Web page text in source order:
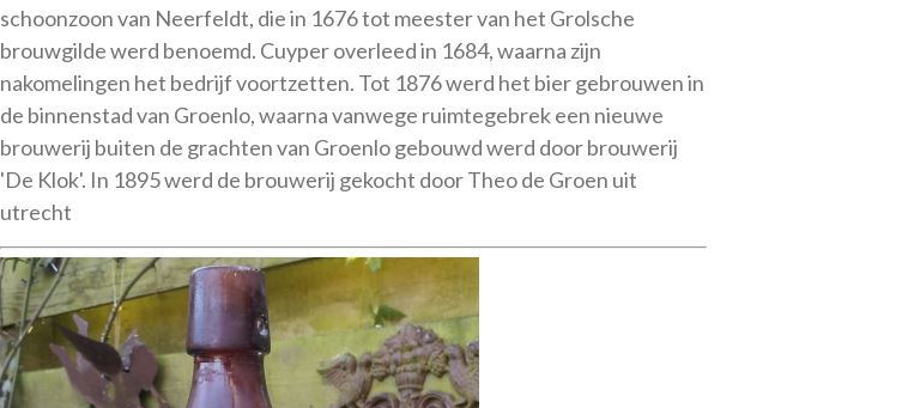
schoonzoon van Neerfeldt, die in 1676 tot meester van het Grolsche
brouwgilde werd benoemd. Cuyper overleed in 1684, waarna zijn
nakomelingen het bedrijf voortzetten. Tot 1876 werd het bier gebrouwen in
de binnenstad van Groenlo, waarna vanwege ruimtegebrek een nieuwe
brouwerij buiten de grachten van Groenlo gebouwd werd door brouwerij
'De Klok'. In 1895 werd de brouwerij gekocht door Theo de Groen uit
utrecht